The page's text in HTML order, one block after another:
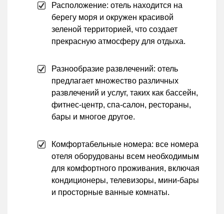
Расположение: отель находится на
берегу моря и окружен красивой
зеленой территорией, что создает
прекрасную атмосферу для отдыха.
Разнообразие развлечений: отель
предлагает множество различных
развлечений и услуг, таких как бассейн,
фитнес-центр, спа-салон, рестораны,
бары и многое другое.
Комфортабельные номера: все номера
отеля оборудованы всем необходимым
для комфортного проживания, включая
кондиционеры, телевизоры, мини-бары
и просторные ванные комнаты.